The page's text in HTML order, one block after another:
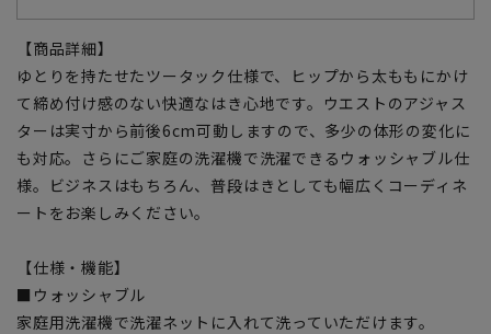
【商品詳細】
ゆとりを持たせたツータック仕様で、ヒップから太ももにかけ
て締め付け感のない快適なはき心地です。ウエストのアジャス
ターは実寸から前後6cm可動しますので、多少の体形の変化に
も対応。さらにご家庭の洗濯機で洗濯できるウォッシャブル仕
様。ビジネスはもちろん、普段はきとしても幅広くコーディネ
ートをお楽しみください。
【仕様・機能】
■ウォッシャブル
家庭用洗濯機で洗濯ネットに入れて洗っていただけます。